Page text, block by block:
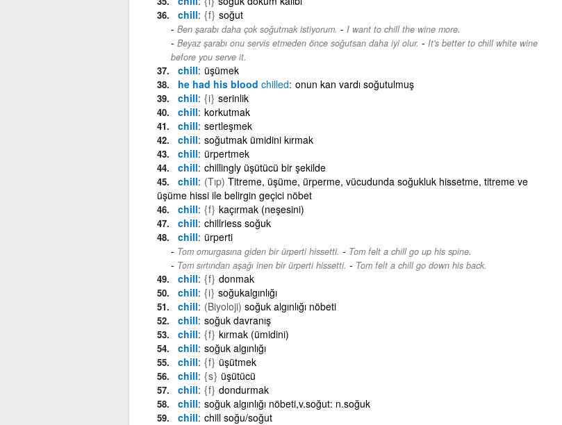
chill {f} soğut
Ben şarabı daha çok soğutmak istiyorum. - I want to chill the wine more.
Beyaz şarabı onu servis etmeden önce soğutsan daha iyi olur. - It's better to chill white wine
before you serve it.
chill üşümek
he had his blood chilled onun kan vardı soğutulmuş
chill {i} serinlik
chill korkutmak
chill sertleşmek
chill soğutmak ümidini kırmak
chill ürpertmek
chill chillingly üşütücü bir şekilde
chill (Tıp) Titreme, üşüme, ürperme, vücudunda soğukluk hissetme, titreme ve
üşüme hissi ile belirgin geçici nöbet
chill {f} kaçırmak (neşesini)
chill chillriess soğuk
chill ürperti
Tom omurgasına giden bir ürperti hissetti. - Tom felt a chill go up his spine.
Tom sırtından aşağı inen bir ürperti hissetti. - Tom felt a chill go down his back.
chill {f} donmak
chill {i} soğukalgınlığı
chill (Biyoloji) soğuk algınlığı nöbeti
chill soğuk davranış
chill {f} kırmak (ümidini)
chill soğuk algınlığı
chill {f} üşütmek
chill {s} üşütücü
chill {f} dondurmak
chill soğuk algınlığı nöbeti,v.soğut: n.soğuk
chill chill soğu/soğut